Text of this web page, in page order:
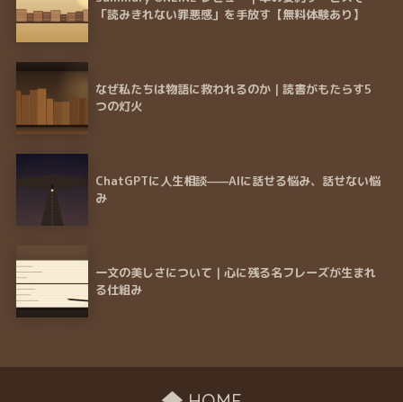
「読みきれない罪悪感」を手放す【無料体験あり】
なぜ私たちは物語に救われるのか｜読書がもたらす5
つの灯火
ChatGPTに人生相談——AIに話せる悩み、話せない悩
み
一文の美しさについて｜心に残る名フレーズが生まれ
る仕組み